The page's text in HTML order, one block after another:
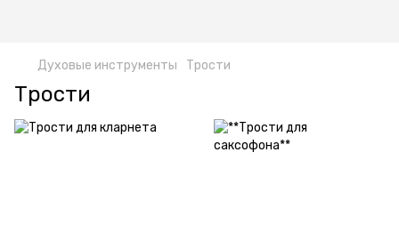
Духовые инструменты Трости
Трости